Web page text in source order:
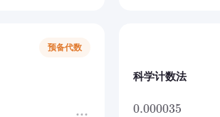
预备代数
科学计数法
0.000035